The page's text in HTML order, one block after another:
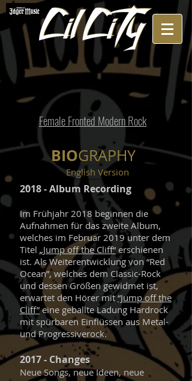
Female Fronted Modern Rock
BIOGRAPHY
English Version
2018 - Album Recording
Im Frühjahr 2018 beginnen die
Aufnahmen für das zweite Album,
welches im Februar 2019 unter dem
Titel„Jump off the Cliff“ erschienen
ist. Als Weiterentwicklung von “Red
Ocean”, welches dem Classic-Rock
und dessen Größen gewidmet ist,
erwartet den Hörer mit“Jump off the
Cliff”eine geballte Ladung Hardrock
mit spürbaren Einflüssen aus Metal-
und Progressiverock.
2017 - Changes
Neue Songs, neue Ideen, neue